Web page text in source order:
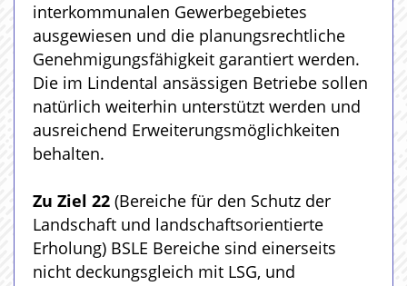
interkommunalen Gewerbegebietes
ausgewiesen und die planungsrechtliche
Genehmigungsfähigkeit garantiert werden.
Die im Lindental ansässigen Betriebe sollen
natürlich weiterhin unterstützt werden und
ausreichend Erweiterungsmöglichkeiten
behalten.
Zu Ziel 22 (Bereiche für den Schutz der
Landschaft und landschaftsorientierte
Erholung) BSLE Bereiche sind einerseits
nicht deckungsgleich mit LSG, und